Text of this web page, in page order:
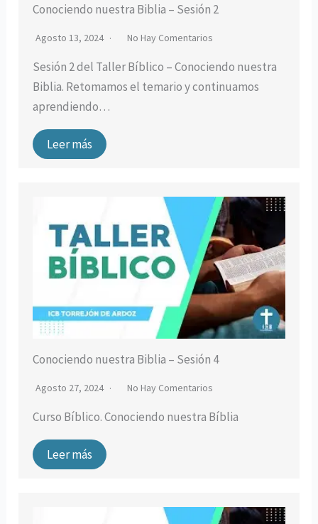
Conociendo nuestra Biblia – Sesión 2
Agosto 13, 2024 No Hay Comentarios
Sesión 2 del Taller Bíblico – Conociendo nuestra
Biblia. Retomamos el temario y continuamos
aprendiendo…
Leer más
Conociendo nuestra Biblia – Sesión 4
Agosto 27, 2024 No Hay Comentarios
Curso Bíblico. Conociendo nuestra Bíblia
Leer más